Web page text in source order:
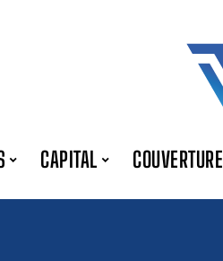
CAPITAL COUVERTURE